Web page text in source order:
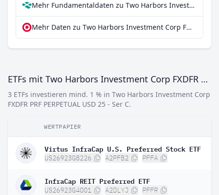
Mehr Fundamentaldaten zu Two Harbors Investment Corp FXDFR PRF PERPETUAL USD 25 - Ser C bei Parqet
Mehr Daten zu Two Harbors Investment Corp FXDFR PRF PERPETUAL USD 25 - Ser C bei extraETF
ETFs mit Two Harbors Investment Corp FXDFR PRF PERPETUAL USD 25 - Ser C
3 ETFs investieren mind. 1 % in Two Harbors Investment Corp
FXDFR PRF PERPETUAL USD 25 - Ser C.
WERTPAPIER
Virtus InfraCap U.S. Preferred Stock ETF
US26923G8226 A2PFB2 PFFA
InfraCap REIT Preferred ETF
US26923G4001 A2DLYJ PFFR